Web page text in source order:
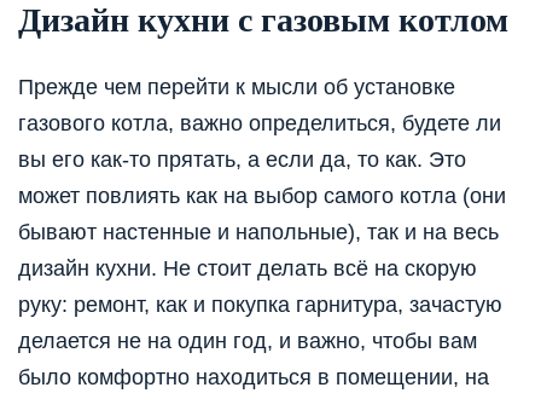
Дизайн кухни с газовым котлом
Прежде чем перейти к мысли об установке
газового котла, важно определиться, будете ли
вы его как-то прятать, а если да, то как. Это
может повлиять как на выбор самого котла (они
бывают настенные и напольные), так и на весь
дизайн кухни. Не стоит делать всё на скорую
руку: ремонт, как и покупка гарнитура, зачастую
делается не на один год, и важно, чтобы вам
было комфортно находиться в помещении, на